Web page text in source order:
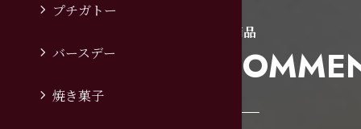
プチガトー
バースデー
焼き菓子
イチオシ商品